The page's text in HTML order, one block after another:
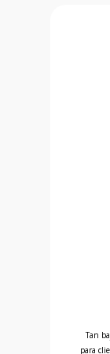
99 centsAntes
Tan
para